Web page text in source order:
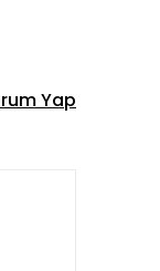
Yap